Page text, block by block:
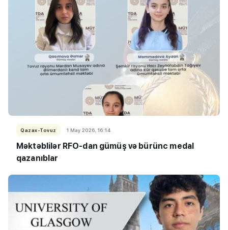
Qazax-Tovuz 1 May 2026, 16:14
Məktəblilər RFO-dan gümüş və bürünc medal
qazanıblar